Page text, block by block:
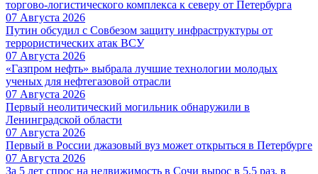
торгово-логистического комплекса к северу от Петербурга
07 Августа 2026
Путин обсудил с Совбезом защиту инфраструктуры от
террористических атак ВСУ
07 Августа 2026
«Газпром нефть» выбрала лучшие технологии молодых
ученых для нефтегазовой отрасли
07 Августа 2026
Первый неолитический могильник обнаружили в
Ленинградской области
07 Августа 2026
Первый в России джазовый вуз может открыться в Петербурге
07 Августа 2026
За 5 лет спрос на недвижимость в Сочи вырос в 5,5 раз, в